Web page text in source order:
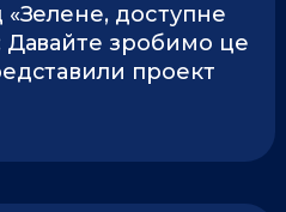
«Зелене, доступне
Давайте зробимо це
проект